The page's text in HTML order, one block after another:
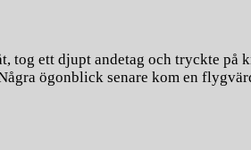
tog ett djupt andetag och tryckte
ögonblick senare kom en